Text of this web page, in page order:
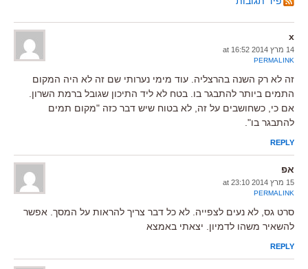
x
14 מרץ 2014 at 16:52
PERMALINK
זה לא רק השנה בהרצליה. עוד מימי נערותי שם זה לא היה המקום
התמים ביותר להתבגר בו. בטח לא ליד התיכון שגובל ברמת השרון.
אם כי, כשחושבים על זה, לא בטוח שיש דבר כזה "מקום תמים
להתבגר בו".
REPLY
אפ
15 מרץ 2014 at 23:10
PERMALINK
סרט גס, לא נעים לצפייה. לא כל דבר צריך להראות על המסך. אפשר
להשאיר משהו לדמיון. יצאתי באמצא
REPLY